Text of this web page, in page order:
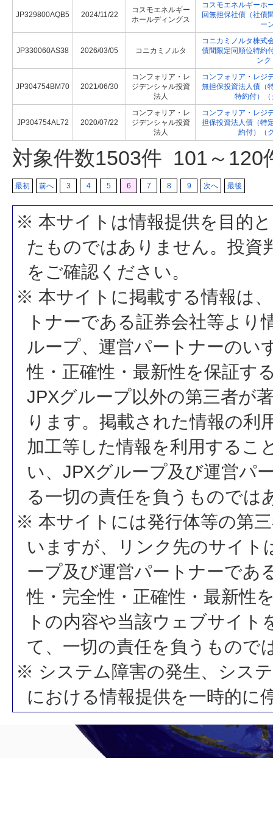
JP329800AQB5 2024/11/22
コスモエネルギー
ホールディングス
コスモエネルギーホ
回無担保社債（社債
ー
JP330060AS38 2026/03/05 コニカミノルタ
コニカミノルタ株式
債間限定同順位特約
ンク
JP304754BM70 2021/06/30
コンフォリア・レ
ジデンシャル投資
法人
コンフォリア・レジ
無担保投資法人債（
特約付）
JP304754AL72 2020/07/22
コンフォリア・レ
ジデンシャル投資
法人
コンフォリア・レジ
担保投資法人債（特
約付）（
対象件数1503件 101～120
最初 前へ 3 4 5 6 7 8 9 次へ 最後
※ 本サイトは情報提供を目的
たものではありません。投資
をご確認ください。
※ 本サイトに掲載する情報は
トナーである証券会社等よ
ループ、運営パートナーのい
性・正確性・最新性を保証す
JPXグループ以外の第三者が
ります。掲載された情報の利
加工等した情報を利用するこ
い、JPXグループ及び運営パ
る一切の責任を負うものでは
※ 本サイトには発行体等の第
いますが、リンク先のサイト
ープ及び運営パートナーであ
性・完全性・正確性・最新性
トの内容や当該ウェブサイ
て、一切の責任を負うもので
※ システム障害の発生、シス
における情報提供を一時的に